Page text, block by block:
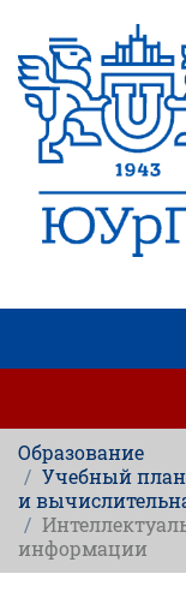
основному
содержанию
Образование
Учебный план
и
информации